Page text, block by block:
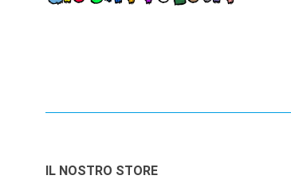
IL NOSTRO STORE